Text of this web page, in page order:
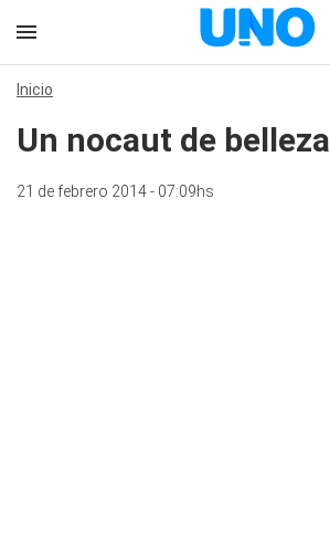
Inicio
Un nocaut de belleza
21 de febrero 2014 - 07:09hs